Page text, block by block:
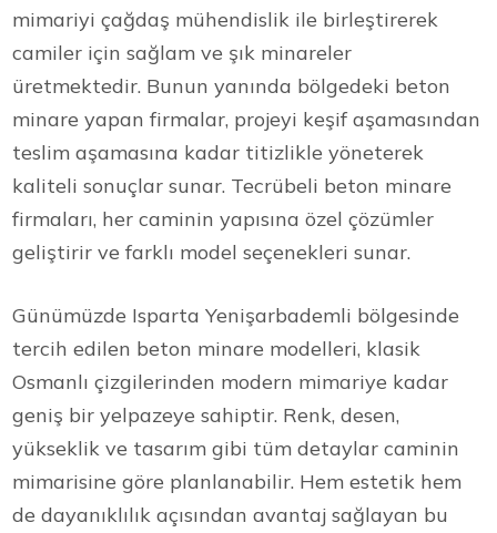
mimariyi çağdaş mühendislik ile birleştirerek
camiler için sağlam ve şık minareler
üretmektedir. Bunun yanında bölgedeki beton
minare yapan firmalar, projeyi keşif aşamasından
teslim aşamasına kadar titizlikle yöneterek
kaliteli sonuçlar sunar. Tecrübeli beton minare
firmaları, her caminin yapısına özel çözümler
geliştirir ve farklı model seçenekleri sunar.
Günümüzde Isparta Yenişarbademli bölgesinde
tercih edilen beton minare modelleri, klasik
Osmanlı çizgilerinden modern mimariye kadar
geniş bir yelpazeye sahiptir. Renk, desen,
yükseklik ve tasarım gibi tüm detaylar caminin
mimarisine göre planlanabilir. Hem estetik hem
de dayanıklılık açısından avantaj sağlayan bu